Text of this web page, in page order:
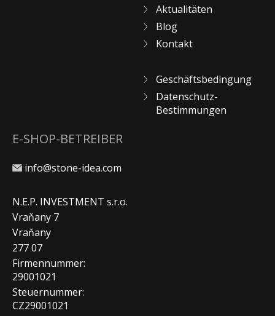
Aktualitäten
Blog
Kontakt
Geschäftsbedingung
Datenschutz-
Bestimmungen
E-SHOP-BETREIBER
info@stone-idea.com
N.E.P. INVESTMENT s.r.o.
Vraňany 7
Vraňany
277 07
Firmennummer:
29001021
Steuernummer:
CZ29001021